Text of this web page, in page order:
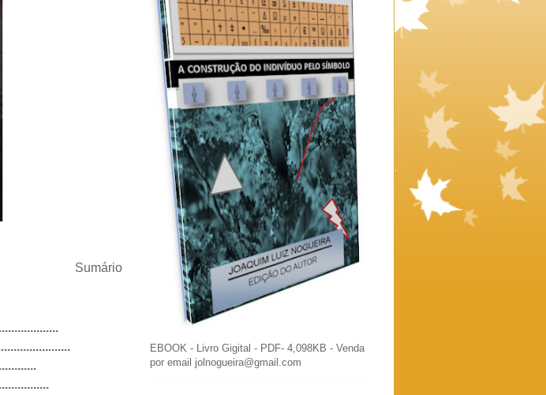
Sumário
EBOOK - Livro Gigital - PDF- 4,098KB - Venda
por email jolnogueira@gmail.com